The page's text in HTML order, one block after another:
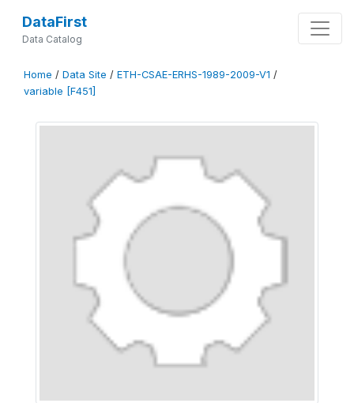
DataFirst
Data Catalog
Home / Data Site / ETH-CSAE-ERHS-1989-2009-V1 /
variable [F451]